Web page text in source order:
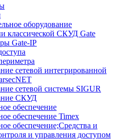
оборудование
классической СКУД Gate
Gate-IP
сетевой интегрированной
сетевой системы SIGUR
СКУД
обеспечение
обеспечение Timex
обеспечение;Средства и
и управления доступом